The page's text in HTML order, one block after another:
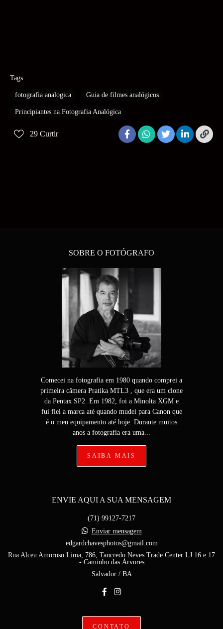
Tags
fotografia analogica Guia de filmes analógicos
Principiantes na Fotografia Analógica
29 Curtir
SOBRE O FOTÓGRAFO
Comecei na fotografia em 1980 quando comprei a
primeira câmera Pratika MTL3 , que era um clone
da Pentax SP2. Em 1982, foi a Minolta XGM e
fui fiel a marca até quando mudei para Canon que
é o meu equipamento até hoje. Durante muitos
anos a fotografia era uma...
SAIBA MAIS
ENVIE AQUI A SUA MENSAGEM
(71) 99127-7217
Enviar mensagem
edgardchavesphotos@gmail.com
Rua Alceu Amoroso Lima, 786, Tancredo Neves Trade Center LJ 16 e 17
- Caminho das Árvores
Salvador / BA
CONTATO